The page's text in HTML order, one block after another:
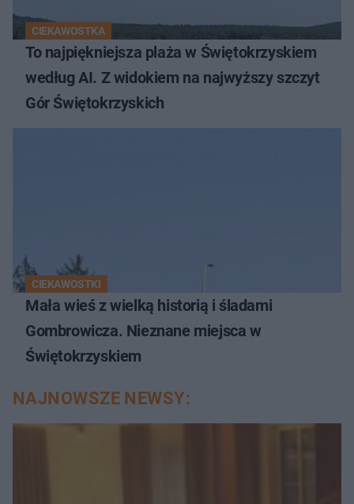
CIEKAWOSTKA
To najpiękniejsza plaża w Świętokrzyskiem
według AI. Z widokiem na najwyższy szczyt
Gór Świętokrzyskich
CIEKAWOSTKI
Mała wieś z wielką historią i śladami
Gombrowicza. Nieznane miejsca w
Świętokrzyskiem
NAJNOWSZE NEWSY: